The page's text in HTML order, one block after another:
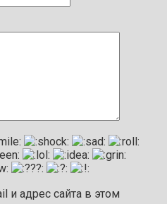
и адрес сайта в этом